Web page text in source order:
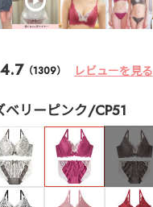
4.7 （1309） レビューを見る
ベリーピンク/CP51